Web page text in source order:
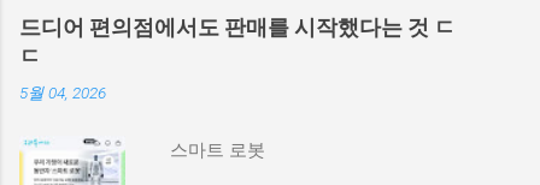
드디어 편의점에서도 판매를 시작했다는 것 ㄷ
ㄷ
5월 04, 2026
스마트 로봇